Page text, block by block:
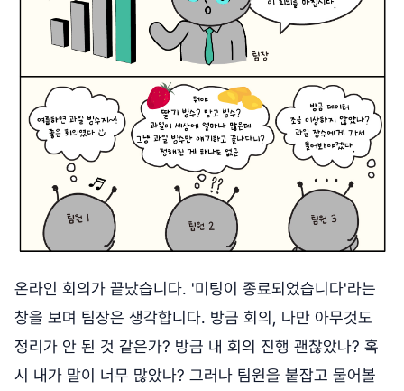
온라인 회의가 끝났습니다. '미팅이 종료되었습니다'라는
창을 보며 팀장은 생각합니다. 방금 회의, 나만 아무것도
정리가 안 된 것 같은가? 방금 내 회의 진행 괜찮았나? 혹
시 내가 말이 너무 많았나? 그러나 팀원을 붙잡고 물어볼